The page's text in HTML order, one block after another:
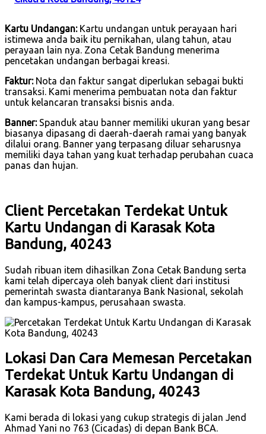
Kartu Undangan:Kartu undangan untuk perayaan hari
istimewa anda baik itu pernikahan, ulang tahun, atau
perayaan lain nya. Zona Cetak Bandung menerima
pencetakan undangan berbagai kreasi.
Faktur:Nota dan faktur sangat diperlukan sebagai bukti
transaksi. Kami menerima pembuatan nota dan faktur
untuk kelancaran transaksi bisnis anda.
Banner:Spanduk atau banner memiliki ukuran yang besar
biasanya dipasang di daerah-daerah ramai yang banyak
dilalui orang. Banner yang terpasang diluar seharusnya
memiliki daya tahan yang kuat terhadap perubahan cuaca
panas dan hujan.
Client Percetakan Terdekat Untuk
Kartu Undangan di Karasak Kota
Bandung, 40243
Sudah ribuan item dihasilkan Zona Cetak Bandung serta
kami telah dipercaya oleh banyak client dari institusi
pemerintah swasta diantaranya Bank Nasional, sekolah
dan kampus-kampus, perusahaan swasta.
Lokasi Dan Cara Memesan Percetakan
Terdekat Untuk Kartu Undangan di
Karasak Kota Bandung, 40243
Kami berada di lokasi yang cukup strategis di jalan Jend
Ahmad Yani no 763 (Cicadas) di depan Bank BCA.